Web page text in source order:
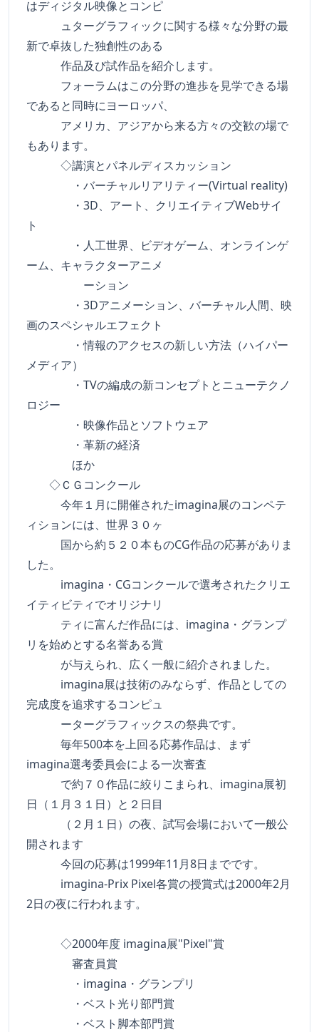
はディジタル映像とコンピ
ュターグラフィックに関する様々な分野の最
新で卓抜した独創性のある
作品及び試作品を紹介します。
フォーラムはこの分野の進歩を見学できる場
であると同時にヨーロッパ、
アメリカ、アジアから来る方々の交歓の場で
もあります。
◇講演とパネルディスカッション
・バーチャルリアリティー(Virtual reality)
・3D、アート、クリエイティブWebサイ
ト
・人工世界、ビデオゲーム、オンラインゲ
ーム、キャラクターアニメ
ーション
・3Dアニメーション、バーチャル人間、映
画のスペシャルエフェクト
・情報のアクセスの新しい方法（ハイパー
メディア）
・TVの編成の新コンセプトとニューテクノ
ロジー
・映像作品とソフトウェア
・革新の経済
ほか
◇ＣＧコンクール
今年１月に開催されたimagina展のコンペテ
ィションには、世界３０ヶ
国から約５２０本ものCG作品の応募がありま
した。
imagina・CGコンクールで選考されたクリエ
イティビティでオリジナリ
ティに富んだ作品には、imagina・グランプ
リを始めとする名誉ある賞
が与えられ、広く一般に紹介されました。
imagina展は技術のみならず、作品としての
完成度を追求するコンピュ
ーターグラフィックスの祭典です。
毎年500本を上回る応募作品は、まず
imagina選考委員会による一次審査
で約７０作品に絞りこまられ、imagina展初
日（１月３１日）と２日目
（２月１日）の夜、試写会場において一般公
開されます
今回の応募は1999年11月8日までです。
imagina-Prix Pixel各賞の授賞式は2000年2月
2日の夜に行われます。
◇2000年度 imagina展"Pixel"賞
審査員賞
・imagina・グランプリ
・ベスト光り部門賞
・ベスト脚本部門賞